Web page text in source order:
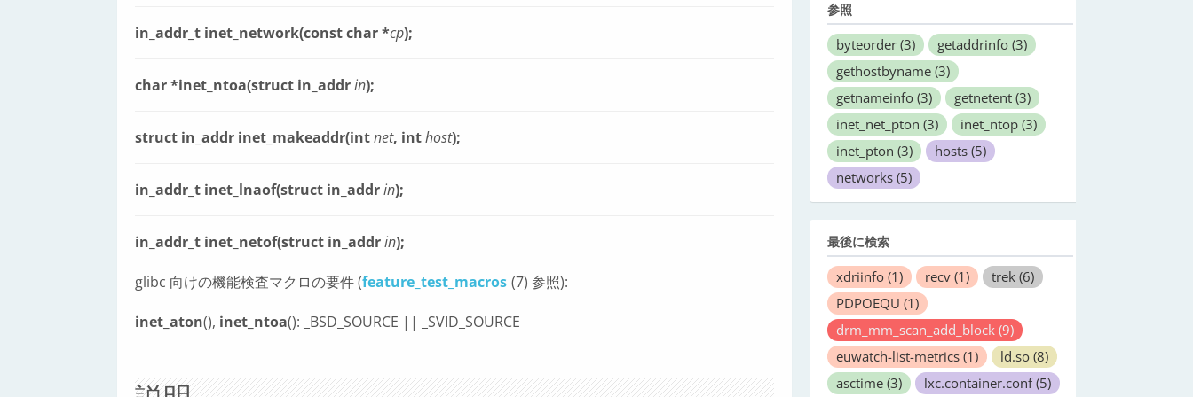
in_addr_t inet_network(const char *cp);
char *inet_ntoa(struct in_addrin);
struct in_addr inet_makeaddr(intnet, inthost);
in_addr_t inet_lnaof(struct in_addrin);
in_addr_t inet_netof(struct in_addrin);
glibc 向けの機能検査マクロの要件 (feature_test_macros (7) 参照):
inet_aton(), inet_ntoa(): _BSD_SOURCE || _SVID_SOURCE
参照
byteorder (3) getaddrinfo (3)
gethostbyname (3)
getnameinfo (3) getnetent (3)
inet_net_pton (3) inet_ntop (3)
inet_pton (3) hosts (5)
networks (5)
最後に検索
xdriinfo (1) recv (1) trek (6)
PDPOEQU (1)
drm_mm_scan_add_block (9)
euwatch-list-metrics (1) ld.so (8)
asctime (3) lxc.container.conf(5)